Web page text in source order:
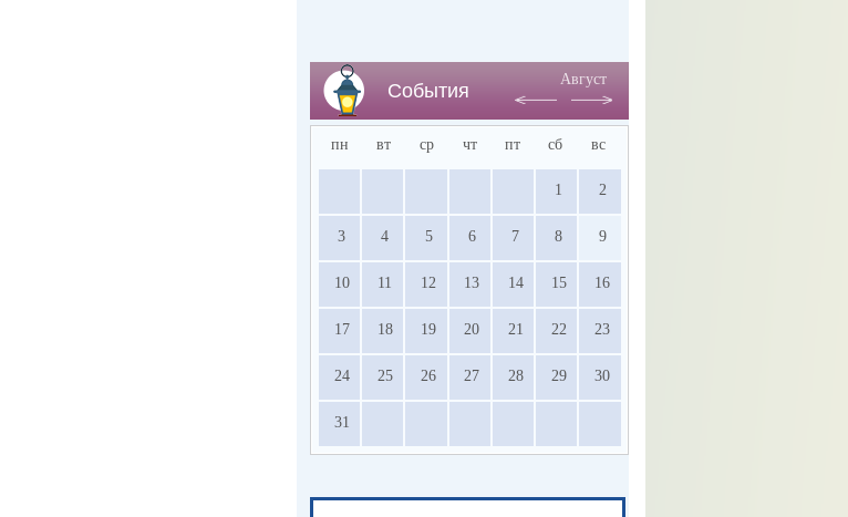
События
Август
пн вт ср чт пт сб вс
1 2
3 4 5 6 7 8 9
10 11 12 13 14 15 16
17 18 19 20 21 22 23
24 25 26 27 28 29 30
31